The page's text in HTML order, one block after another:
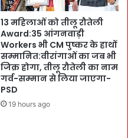
13 महिलाओं को तीलू रौतेली
Award:35 आंगनवाड़ी
Workers भी CM पुष्कर के हाथों
सम्मानित:वीरांगाओं का जब भी
जिक्र होगा, तीलू रौतेली का नाम
गर्व-सम्मान से लिया जाएगा-
PSD
19 hours ago